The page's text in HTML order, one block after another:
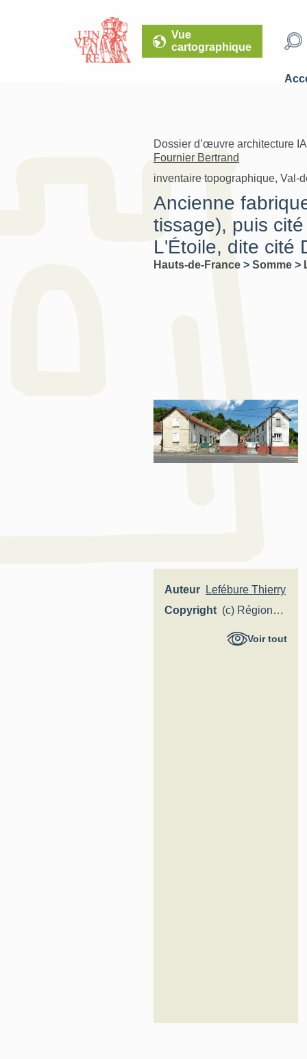
Vue
cartographique
Dossier d’œuvre architecture
Fournier Bertrand
inventaire topographique, Val-
Ancienne
tissage), puis
L'Étoile, dite cité
Hauts-de-France > Somme >
Auteur
Lefébure Thierry
Copyright (c) Région
Hauts-de-
Voir tout